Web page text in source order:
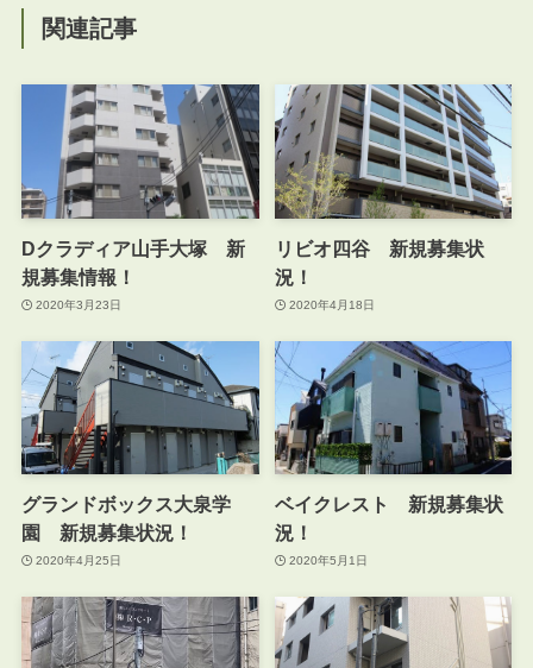
関連記事
Dクラディア山手大塚 新
規募集情報！
2020年3月23日
リビオ四谷 新規募集状
況！
2020年4月18日
グランドボックス大泉学
園 新規募集状況！
2020年4月25日
ベイクレスト 新規募集状
況！
2020年5月1日